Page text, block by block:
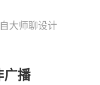
大师聊设计
广播